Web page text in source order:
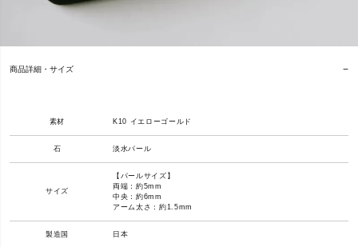
商品詳細・サイズ
素材 K10 イエローゴールド
石 淡水パール
サイズ
【パールサイズ】
両端：約5mm
中央：約6mm
アーム太さ：約1.5mm
製造国 日本